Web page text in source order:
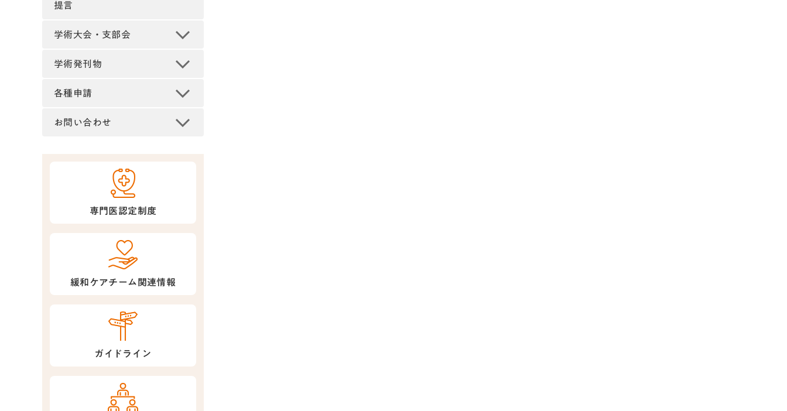
提言
学術大会・支部会
学術発刊物
各種申請
お問い合わせ
専門医認定制度
緩和ケアチーム関連情報
ガイドライン